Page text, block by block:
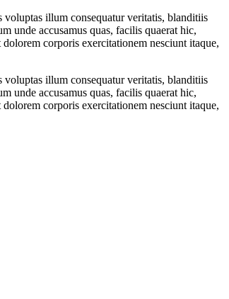
illum consequatur veritatis, blanditiis
unde accusamus quas, facilis quaerat hic,
corporis exercitationem nesciunt itaque,
illum consequatur veritatis, blanditiis
unde accusamus quas, facilis quaerat hic,
corporis exercitationem nesciunt itaque,